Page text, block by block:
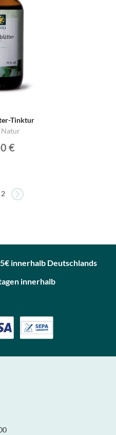
Tinktur
€
gerade die Seite
Seite
2
innerhalb Deutschlands
innerhalb